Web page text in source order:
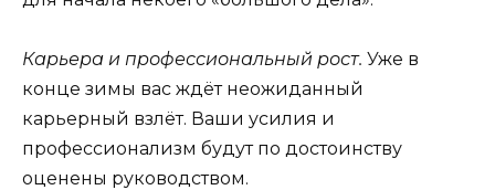
Карьера и профессиональный рост. Уже в
конце зимы вас ждёт неожиданный
карьерный взлёт. Ваши усилия и
профессионализм будут по достоинству
оценены руководством.